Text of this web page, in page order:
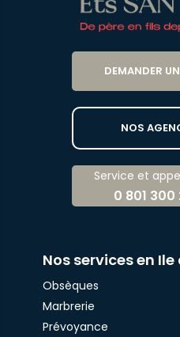
DEMANDER
NOS
Service et
0 801 300
Nos services en
Obsèques
Marbrerie
Prévoyance